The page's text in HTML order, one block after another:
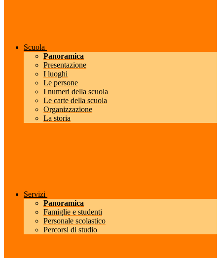
Scuola
Panoramica
Presentazione
I luoghi
Le persone
I numeri della scuola
Le carte della scuola
Organizzazione
La storia
Servizi
Panoramica
Famiglie e studenti
Personale scolastico
Percorsi di studio